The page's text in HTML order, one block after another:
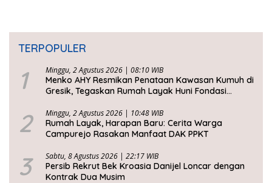
TERPOPULER
1 Minggu, 2 Agustus 2026 | 08:10 WIB
Menko AHY Resmikan Penataan Kawasan Kumuh di
Gresik, Tegaskan Rumah Layak Huni Fondasi
2 Minggu, 2 Agustus 2026 | 10:48 WIB
Rumah Layak, Harapan Baru: Cerita Warga
Campurejo Rasakan Manfaat DAK PPKT
3 Sabtu, 8 Agustus 2026 | 22:17 WIB
Persib Rekrut Bek Kroasia Danijel Loncar dengan
Kontrak Dua Musim